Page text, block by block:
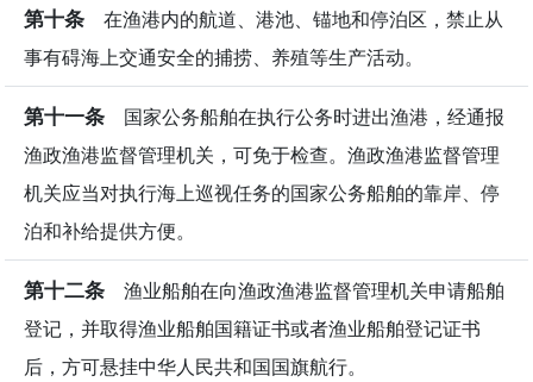
第十条 在渔港内的航道、港池、锚地和停泊区，禁止从
事有碍海上交通安全的捕捞、养殖等生产活动。
第十一条 国家公务船舶在执行公务时进出渔港，经通报
渔政渔港监督管理机关，可免于检查。渔政渔港监督管理
机关应当对执行海上巡视任务的国家公务船舶的靠岸、停
泊和补给提供方便。
第十二条 渔业船舶在向渔政渔港监督管理机关申请船舶
登记，并取得渔业船舶国籍证书或者渔业船舶登记证书
后，方可悬挂中华人民共和国国旗航行。